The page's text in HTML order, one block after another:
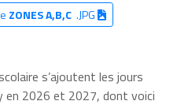
ZONES A,B,C.JPG
s’ajoutent les jours
en 2026 et 2027, dont voici